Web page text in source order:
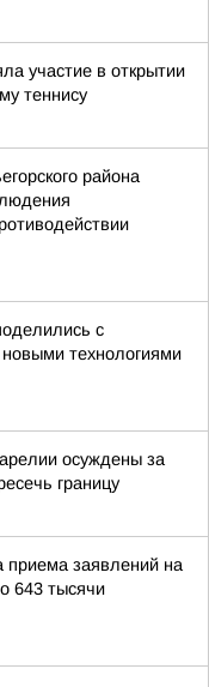
участие в открытии
теннису
района
с
технологиями
осуждены за
границу
приема заявлений на
643 тысячи